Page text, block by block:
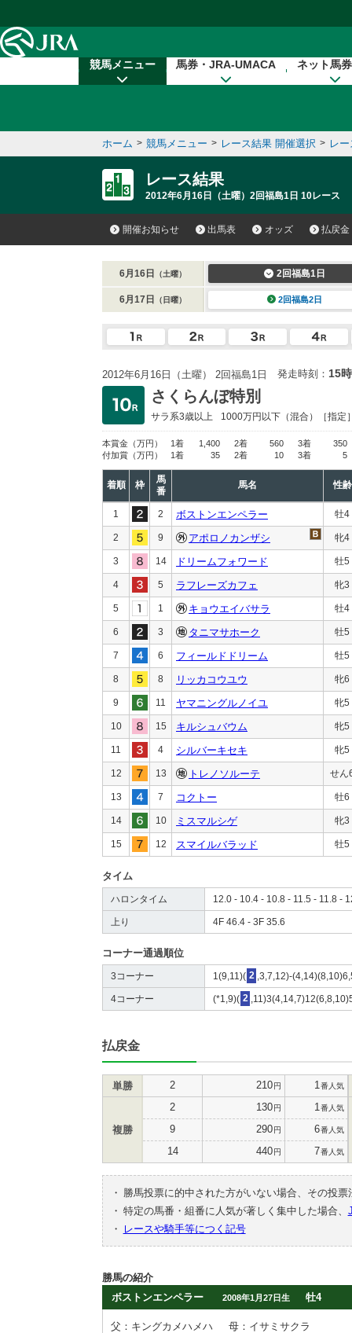
競馬メニュー 馬券・JRA-UMACA ネット馬
ホーム > 競馬メニュー > レース結果 開催選択 > レ
レース結果
2012年6月16日（土曜）2回福島1日 10レース
開催お知らせ 出馬表 オッズ 払戻金
6月16日 （土曜） 2回福島1日
6月17日 （日曜） 2回福島2日
2012年6月16日（土曜） 2回福島1日 発走時刻： 15
さくらんぼ特別
サラ系3歳以上 1000万円以下 （混合）［指定
本賞金 （万円） 1着 1,400 2着 560 3着
350
付加賞 （万円） 1着 35 2着 10 3着 5
着順 枠
馬
番
馬名 性齢
1 2 ボストンエンペラー 牡4
2 9 アポロノカンザシ 牝4
3 14 ドリームフォワード 牡5
4 5 ラフレーズカフェ 牝3
5 1 キョウエイバサラ 牡4
6 3 タニマサホーク 牡5
7 6 フィールドドリーム 牡5
8 8 リッカコウユウ 牝6
9 11 ヤマニングルノイユ 牝5
10 15 キルシュバウム 牝5
11 4 シルバーキセキ 牝5
12 13 トレノソルーテ せん
13 7 コクトー 牡6
14 10 ミスマルシゲ 牝3
15 12 スマイルバラッド 牡5
タイム
ハロンタイム 12.0 - 10.4 - 10.8 - 11.5 - 11.8 -
上り 4F 46.4 - 3F 35.6
コーナー通過順位
3コーナー 1(9,11)( 2 ,3,7,12)-
4コーナー (*1,9)( 2
払戻金
単勝 2 210円 1 番人気
複勝
2 130円 1 番人気
9 290円 6番人気
14 440円 7番人気
・
勝馬投票に的中された方がいない場合、その投
・ 特定の馬番・組番に人気が著しく集中した場合、
・
レースや騎手等につく記号
勝馬の紹介
ボストンエンペラー
2008年1月27日生 牡4
父：キングカメハメハ
母：イサミサクラ